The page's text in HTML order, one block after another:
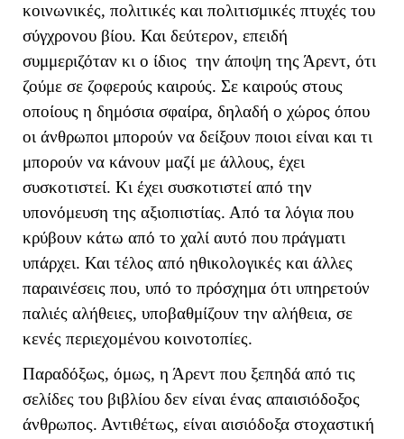
κοινωνικές, πολιτικές και πολιτισμικές πτυχές του
σύγχρονου βίου. Και δεύτερον, επειδή
συμμεριζόταν κι ο ίδιος την άποψη της Άρεντ, ότι
ζούμε σε ζοφερούς καιρούς. Σε καιρούς στους
οποίους η δημόσια σφαίρα, δηλαδή ο χώρος όπου
οι άνθρωποι μπορούν να δείξουν ποιοι είναι και τι
μπορούν να κάνουν μαζί με άλλους, έχει
συσκοτιστεί. Κι έχει συσκοτιστεί από την
υπονόμευση της αξιοπιστίας. Από τα λόγια που
κρύβουν κάτω από το χαλί αυτό που πράγματι
υπάρχει. Και τέλος από ηθικολογικές και άλλες
παραινέσεις που, υπό το πρόσχημα ότι υπηρετούν
παλιές αλήθειες, υποβαθμίζουν την αλήθεια, σε
κενές περιεχομένου κοινοτοπίες.
Παραδόξως, όμως, η Άρεντ που ξεπηδά από τις
σελίδες του βιβλίου δεν είναι ένας απαισιόδοξος
άνθρωπος. Αντιθέτως, είναι αισιόδοξα στοχαστική